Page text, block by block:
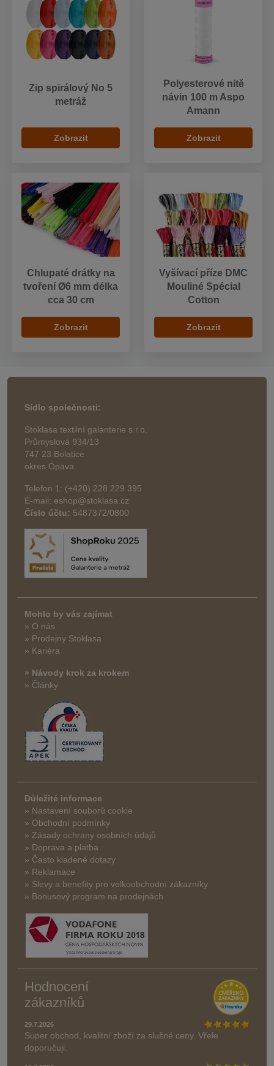
Zip spirálový No 5
metráž
Zobrazit
Polyesterové nitě
návin 100 m Aspo
Amann
Zobrazit
Chlupaté drátky na
tvoření Ø6 mm délka
cca 30 cm
Zobrazit
Vyšívací příze DMC
Mouliné Spécial
Cotton
Zobrazit
Sídlo společnosti:
Stoklasa textilní galanterie s.r.o.
Průmyslová 934/13
747 23 Bolatice
okres Opava
Telefon 1: (+420) 228 229 395
E-mail: eshop@stoklasa.cz
Číslo účtu: 5487372/0800
Mohlo by vás zajímat
» O nás
» Prodejny Stoklasa
» Kariéra
» Návody krok za krokem
» Články
Důležité informace
» Nastavení souborů cookie
» Obchodní podmínky
» Zásady ochrany osobních údajů
» Doprava a platba
» Často kladené dotazy
» Reklamace
» Slevy a benefity pro velkoobchodní zákazníky
» Bonusový program na prodejnách
Hodnocení
zákazníků
29.7.2026
Super obchod, kvalitní zboží za slušné ceny. Vřele
doporučuji.